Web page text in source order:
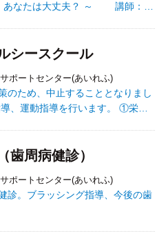
シースクール
ポートセンター(あいれふ)
のため、中止することとなりまし
歯周病健診）
ポートセンター(あいれふ)
診。ブラッシング指導、今後の歯